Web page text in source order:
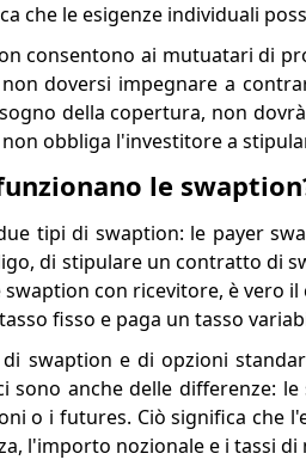
che le esigenze individuali
consentono ai mutuatari di
doversi impegnare a
della copertura, non
obbliga l'investitore a
le
tipi di swaption: le payer
di stipulare un contratto di
swaption con ricevitore, è vero
fisso e paga un tasso
swaption e di opzioni
sono anche delle differenze:
o i futures. Ciò significa che
l'importo nozionale e i tassi